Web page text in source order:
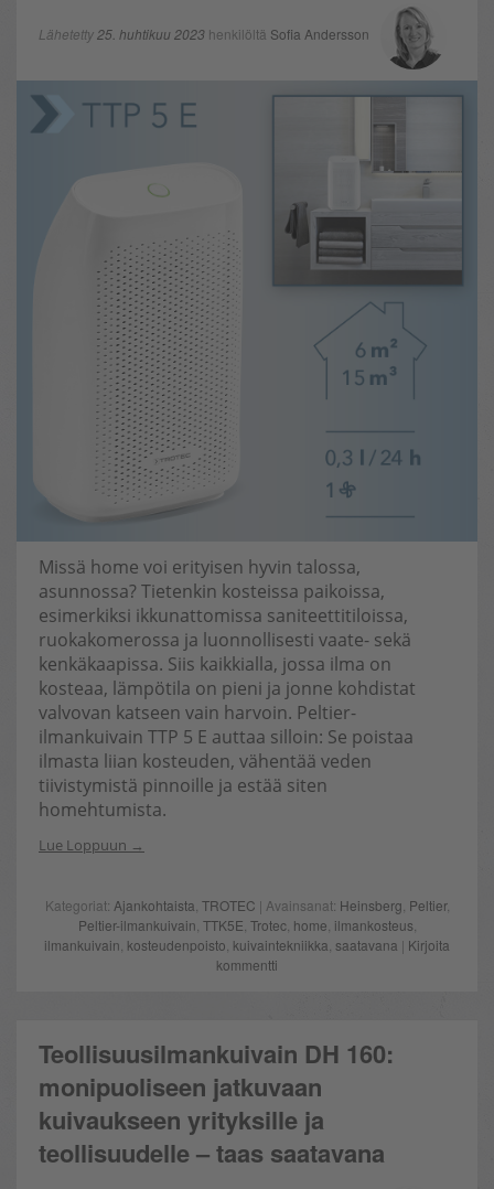
Lähetetty25. huhtikuu 2023 henkilöltä Sofia Andersson
Missä home voi erityisen hyvin talossa,
asunnossa? Tietenkin kosteissa paikoissa,
esimerkiksi ikkunattomissa saniteettitiloissa,
ruokakomerossa ja luonnollisesti vaate- sekä
kenkäkaapissa. Siis kaikkialla, jossa ilma on
kosteaa, lämpötila on pieni ja jonne kohdistat
valvovan katseen vain harvoin. Peltier-
ilmankuivain TTP 5 E auttaa silloin: Se poistaa
ilmasta liian kosteuden, vähentää veden
tiivistymistä pinnoille ja estää siten
homehtumista.
Lue Loppuun
Kategoriat: Ajankohtaista TROTEC | Avainsanat: Heinsberg Peltier,
Peltier-ilmankuivain TTK5E Trotec, home ilmankosteus
ilmankuivain kosteudenpoisto kuivaintekniikka saatavana | Kirjoita
kommentti
Teollisuusilmankuivain DH 160:
monipuoliseen jatkuvaan
kuivaukseen yrityksille ja
teollisuudelle – taas saatavana